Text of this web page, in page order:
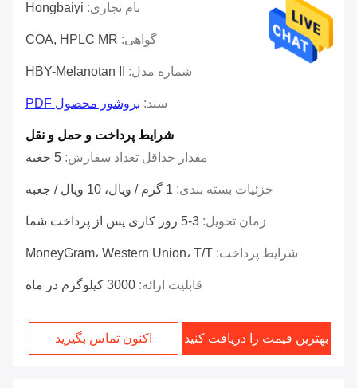
نام تجاری: Hongbaiyi
گواهی: COA, HPLC MR
شماره مدل: HBY-Melanotan II
سند: بروشور محصول PDF
شرایط پرداخت و حمل و نقل
مقدار حداقل تعداد سفارش: 5 جعبه
جزئیات بسته بندی: 1 گرم / ویال، 10 ویال / جعبه
زمان تحویل: 3-5 روز کاری پس از پرداخت شما
شرایط پرداخت: MoneyGram، Western Union، T/T
قابلیت ارائه: 3000 کیلوگرم در ماه
بهترین قیمت را دریافت کنید اکنون تماس بگیرید